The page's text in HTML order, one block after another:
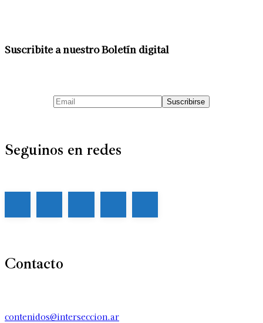
Suscribite a nuestro Boletín digital
Seguinos en redes
Contacto
contenidos@interseccion.ar